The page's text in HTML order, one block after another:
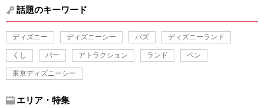
話題のキーワード
ディズニー ディズニーシー バズ ディズニーランド
くし バー アトラクション ランド ペン
東京ディズニーシー
エリア・特集